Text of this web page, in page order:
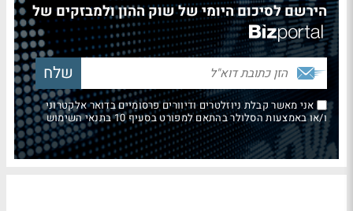
הירשם לסיכום היומי של שוק ההון ולמבזקים של
אני מאשר קבלת ניוזלטרים ודיוורים פרסומיים בדואר אלקטרוני
ו/או באמצעות הסלולר בהתאם למפורט בסעיף 10 בתנאי השימוש